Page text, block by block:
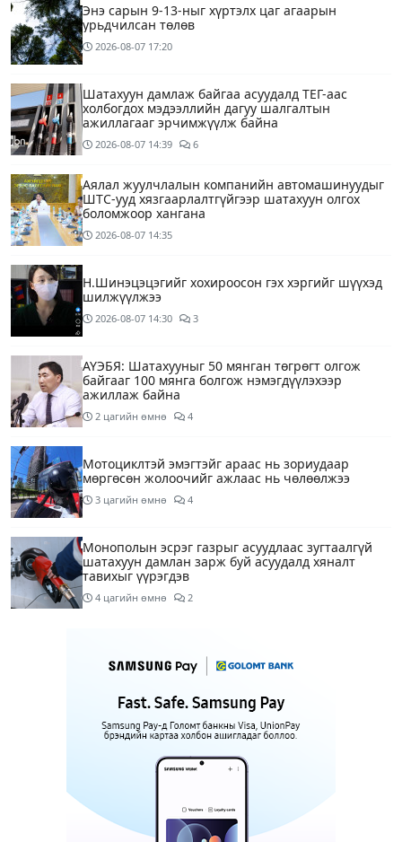
Энэ сарын 9-13-ныг хүртэлх цаг агаарын
урьдчилсан төлөв
2026-08-07 17:20
Шатахуун дамлаж байгаа асуудалд ТЕГ-аас
холбогдох мэдээллийн дагуу шалгалтын
ажиллагааг эрчимжүүлж байна
2026-08-07 14:39 6
Аялал жуулчлалын компанийн автомашинуудыг
ШТС-ууд хязгаарлалтгүйгээр шатахуун олгох
боломжоор хангана
2026-08-07 14:35
Н.Шинэцэцэгийг хохироосон гэх хэргийг шүүхэд
шилжүүлжээ
2026-08-07 14:30 3
АҮЭБЯ: Шатахууныг 50 мянган төгрөгт олгож
байгааг 100 мянга болгож нэмэгдүүлэхээр
ажиллаж байна
2 цагийн өмнө 4
Мотоциклтэй эмэгтэйг араас нь зориудаар
мөргөсөн жолоочийг ажлаас нь чөлөөлжээ
3 цагийн өмнө 4
Монополын эсрэг газрыг асуудлаас зугтаалгүй
шатахуун дамлан зарж буй асуудалд хяналт
тавихыг үүрэгдэв
4 цагийн өмнө 2
настай охиныг 7 дахь өдрөө хайж байна
АҮЭБЯ: Тэгш, сондгойг мөрдөөгүй 7 ШТС-д
торгууль ногдуулах, тусгай зөвшөөрлийг нь
цуцлах хүртэл арга хэмжээ авахыг сануулав
Боловсролын сайд Л.Энх-Амгалан Pearson
компанийн удирдлагуудтай уулзаж, хамтын